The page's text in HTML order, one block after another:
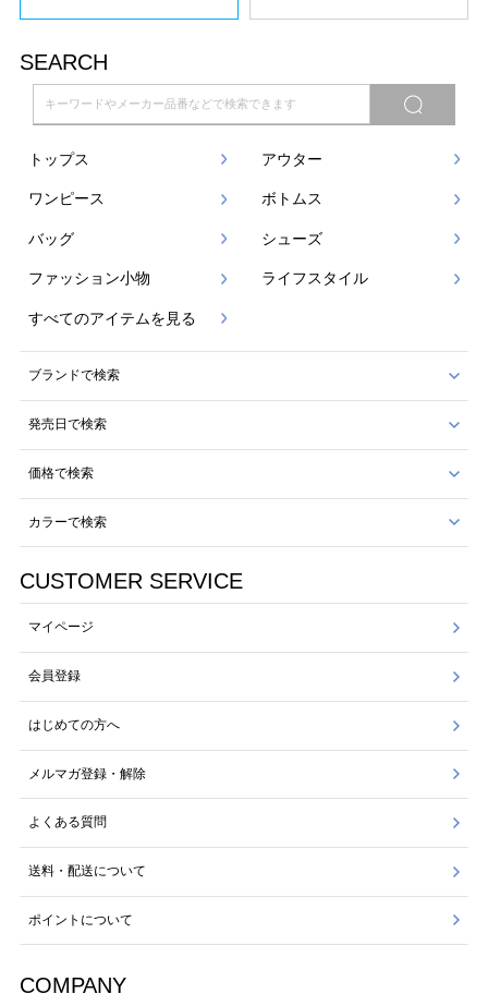
SEARCH
トップス アウター
ワンピース ボトムス
バッグ シューズ
ファッション小物 ライフスタイル
すべてのアイテムを見る
ブランドで検索
発売日で検索
価格で検索
カラーで検索
CUSTOMER SERVICE
マイページ
会員登録
はじめての方へ
メルマガ登録・解除
よくある質問
送料・配送について
ポイントについて
COMPANY